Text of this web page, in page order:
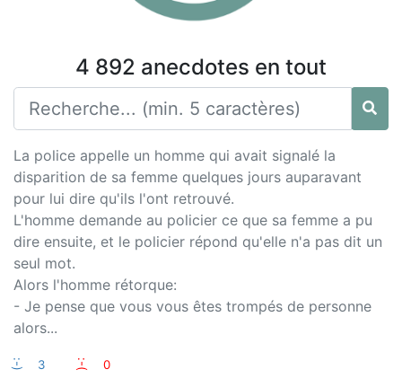
4 892 anecdotes en tout
La police appelle un homme qui avait signalé la
disparition de sa femme quelques jours auparavant
pour lui dire qu'ils l'ont retrouvé.
L'homme demande au policier ce que sa femme a pu
dire ensuite, et le policier répond qu'elle n'a pas dit un
seul mot.
Alors l'homme rétorque:
- Je pense que vous vous êtes trompés de personne
alors...
:-) 3 :-(
0